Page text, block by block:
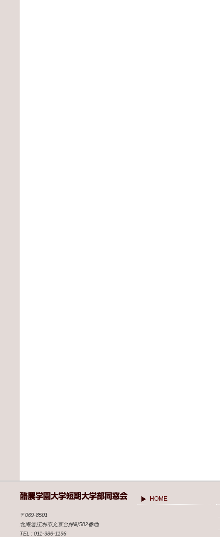
〒069-8501
北海道江別市文京台緑町582番地
TEL : 011-386-1196
HOME